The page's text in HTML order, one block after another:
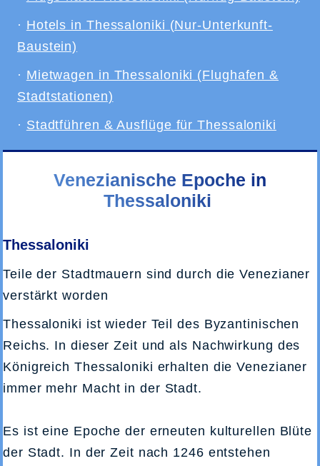
· Hotels in Thessaloniki (Nur-Unterkunft-
Baustein)
· Mietwagen in Thessaloniki (Flughafen &
Stadtstationen)
· Stadtführen & Ausflüge für Thessaloniki
Venezianische Epoche in
Thessaloniki
Thessaloniki
Teile der Stadtmauern sind durch die Venezianer
verstärkt worden
Thessaloniki ist wieder Teil des Byzantinischen
Reichs. In dieser Zeit und als Nachwirkung des
Königreich Thessaloniki erhalten die Venezianer
immer mehr Macht in der Stadt.
Es ist eine Epoche der erneuten kulturellen Blüte
der Stadt. In der Zeit nach 1246 entstehen